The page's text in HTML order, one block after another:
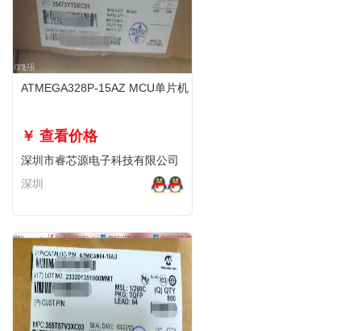
ATMEGA328P-15AZ MCU单片机
￥ 查看价格
深圳市睿芯源电子科技有限公司
深圳